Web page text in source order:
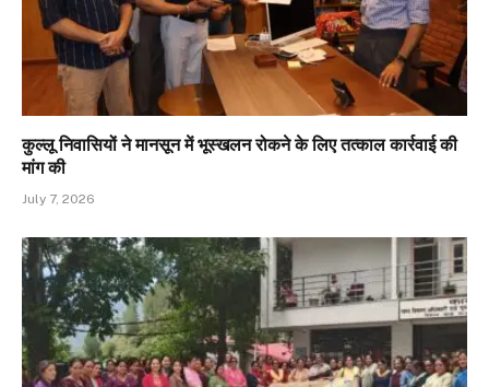
कुल्लू निवासियों ने मानसून में भूस्खलन रोकने के लिए तत्काल कार्रवाई की
मांग की
July 7, 2026